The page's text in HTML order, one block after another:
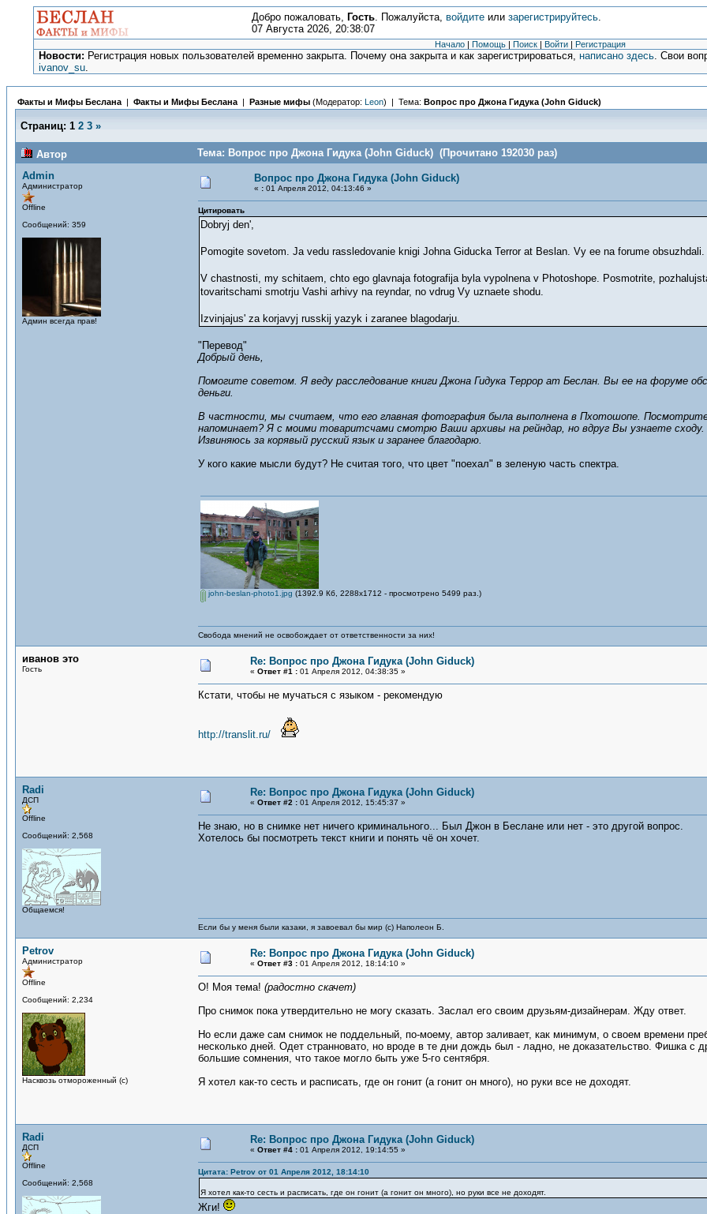
Добро пожаловать, Гость. Пожалуйста, войдитеили зарегистрируйтесь.
07 Августа 2026, 20:38:07
Начало | Помощь | Поиск | Войти | Регистрация
Новости: Регистрация новых пользователей временно закрыта. Почему она закрыта и как зарегистрироваться,написано здесь. Свои
ivanov_su.
Факты и Мифы Беслана | Факты и Мифы Беслана | Разные мифы (Модератор: Leon) | Тема: Вопрос про Джона Гидука (John Giduck)
Страниц: 1 2 3 »
Автор
Тема: Вопрос про Джона Гидука (John Giduck) (Прочитано 192030 раз)
Admin
Администратор
Offline
Сообщений: 359
Админ всегда прав!
Вопрос про Джона Гидука (John Giduck)
« : 01 Апреля 2012, 04:13:46 »
Цитировать
Dobryj den',
Pomogite sovetom. Ja vedu rassledovanie knigi Johna Giducka Terror at Beslan. Vy ee na forume
V chastnosti, my schitaem, chto ego glavnaja fotografija byla vypolnena v Photoshope. Posmotrite,
tovaritschami smotrju Vashi arhivy na reyndar, no vdrug Vy uznaete shodu.
Izvinjajus' za korjavyj russkij yazyk i zaranee blagodarju.
"Перевод"
Добрый день,
Помогите советом. Я веду расследование книги Джона Гидука Террор ат Беслан. Вы ее на форуме
деньги.
В частности, мы считаем, что его главная фотография была выполнена в Пхотошопе.
напоминает? Я с моими товаритсчами смотрю Ваши архивы на рейндар, но вдруг Вы узнаете сходу.
Извиняюсь за корявый русский язык и заранее благодарю.
У кого какие мысли будут? Не считая того, что цвет "поехал" в зеленую часть спектра.
john-beslan-photo1.jpg (1392.9 Кб, 2288x1712 - просмотрено 5499 раз.)
Свобода мнений не освобождает от ответственности за них!
иванов это
Гость
Re: Вопрос про Джона Гидука (John Giduck)
« Ответ #1 : 01 Апреля 2012, 04:38:35 »
Кстати, чтобы не мучаться с языком - рекомендую
http://translit.ru/
Radi
ДСП
Offline
Сообщений: 2,568
Общаемся!
Re: Вопрос про Джона Гидука (John Giduck)
« Ответ #2 : 01 Апреля 2012, 15:45:37 »
Не знаю, но в снимке нет ничего криминального... Был Джон в Беслане или нет - это другой вопрос.
Хотелось бы посмотреть текст книги и понять чё он хочет.
Если бы у меня были казаки, я завоевал бы мир (с) Наполеон Б.
Petrov
Администратор
Offline
Сообщений: 2,234
Насквозь отмороженный (с)
Re: Вопрос про Джона Гидука (John Giduck)
« Ответ #3 : 01 Апреля 2012, 18:14:10 »
О! Моя тема! (радостно скачет)
Про снимок пока утвердительно не могу сказать. Заслал его своим друзьям-дизайнерам. Жду ответ.
Но если даже сам снимок не поддельный, по-моему, автор заливает, как минимум, о своем времени
несколько дней. Одет странновато, но вроде в те дни дождь был - ладно, не доказательство. Фишка
большие сомнения, что такое могло быть уже 5-го сентября.
Я хотел как-то сесть и расписать, где он гонит (а гонит он много), но руки все не доходят.
Radi
ДСП
Offline
Сообщений: 2,568
Re: Вопрос про Джона Гидука (John Giduck)
« Ответ #4 : 01 Апреля 2012, 19:14:55 »
Цитата: Petrov от 01 Апреля 2012, 18:14:10
Я хотел как-то сесть и расписать, где он гонит (а гонит он много), но руки все не доходят.
Жги!